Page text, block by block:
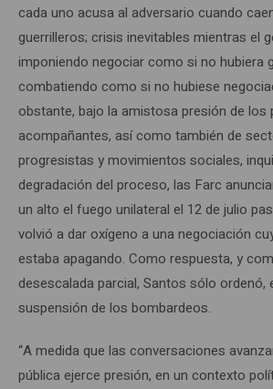
cada uno acusa al adversario cuando
guerrilleros; crisis inevitables mientras el
imponiendo negociar como si no hubiera
combatiendo como si no hubiese
obstante, bajo la amistosa presión de los
acompañantes, así como también de
progresistas y movimientos sociales,
degradación del proceso, las Farc
un alto el fuego unilateral el 12 de julio
volvió a dar oxígeno a una negociación
estaba apagando. Como respuesta, y
desescalada parcial, Santos sólo ordenó,
suspensión de los bombardeos.
“A medida que las conversaciones
pública ejerce presión, en un contexto